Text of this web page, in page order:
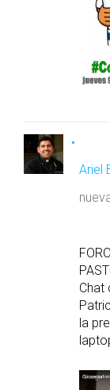
Ariel
Chat
la